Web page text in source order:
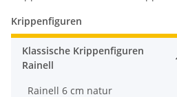
Krippenfiguren
Klassische Krippenfiguren
Rainell
Rainell 6 cm natur